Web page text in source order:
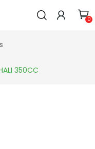
0
350CC